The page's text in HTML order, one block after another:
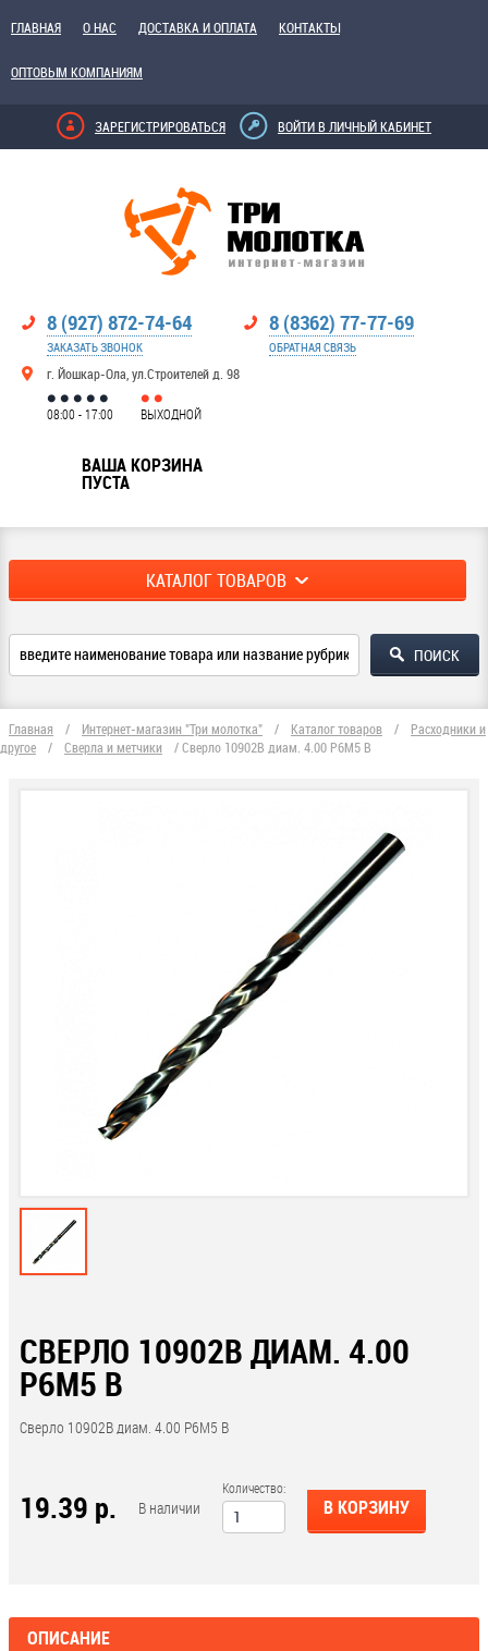
ГЛАВНАЯ О НАС ДОСТАВКА И ОПЛАТА КОНТАКТЫ
ОПТОВЫМ КОМПАНИЯМ
ЗАРЕГИСТРИРОВАТЬСЯ ВОЙТИ В ЛИЧНЫЙ КАБИНЕТ
8 (927) 872-74-64
ЗАКАЗАТЬ ЗВОНОК
г. Йошкар-Ола, ул.Строителей д. 98
8 (8362) 77-77-69
ОБРАТНАЯ СВЯЗЬ
08:00 - 17:00 ВЫХОДНОЙ
ВАША КОРЗИНА
ПУСТА
КАТАЛОГ ТОВАРОВ
Главная / Интернет-магазин "Три молотка" / Каталог товаров /
Расходники и
другое
/ Сверла и метчики /Сверло 10902В диам. 4.00 Р6М5 В
СВЕРЛО 10902В ДИАМ. 4.00
Р6М5 В
Сверло 10902В диам. 4.00 Р6М5 В
19.39 р. В наличии
Количество:
В КОРЗИНУ
ОПИСАНИЕ